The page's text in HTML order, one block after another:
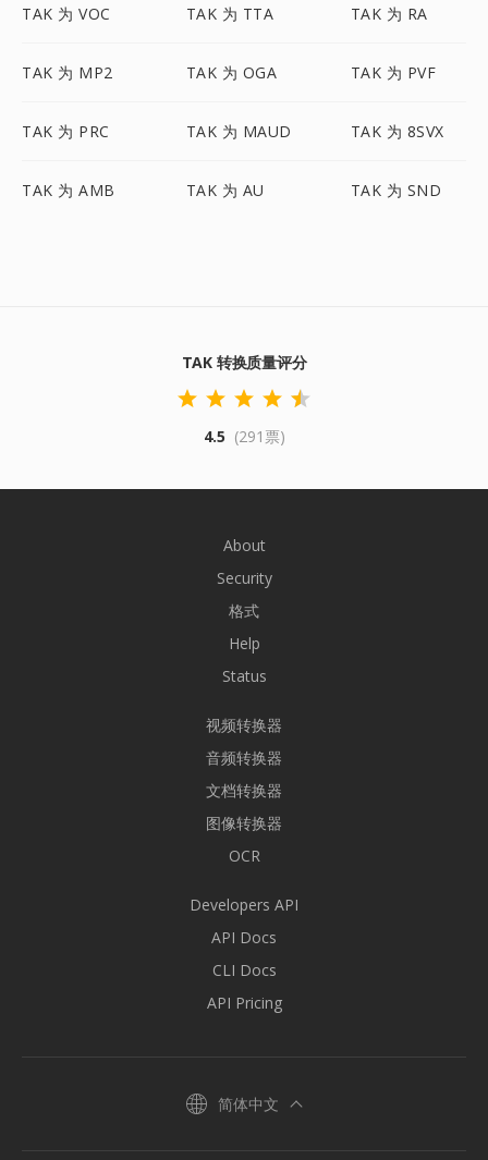
TAK 为 VOC TAK 为 TTA TAK 为 RA
TAK 为 MP2 TAK 为 OGA TAK 为 PVF
TAK 为 PRC TAK 为 MAUD TAK 为 8SVX
TAK 为 AMB TAK 为 AU TAK 为 SND
TAK 转换质量评分
4.5 (291票)
About
Security
格式
Help
Status
视频转换器
音频转换器
文档转换器
图像转换器
OCR
Developers API
API Docs
CLI Docs
API Pricing
简体中文